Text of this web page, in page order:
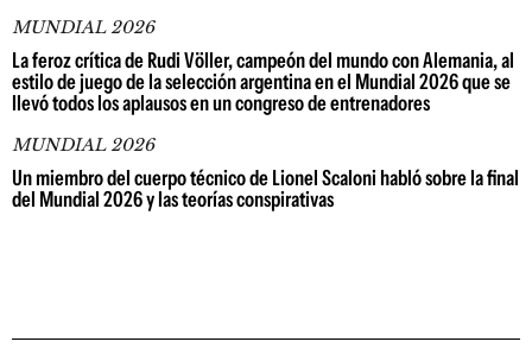
MUNDIAL 2026
La feroz crítica de Rudi Völler, campeón del mundo con Alemania, al
estilo de juego de la selección argentina en el Mundial 2026 que se
llevó todos los aplausos en un congreso de entrenadores
MUNDIAL 2026
Un miembro del cuerpo técnico de Lionel Scaloni habló sobre la final
del Mundial 2026 y las teorías conspirativas